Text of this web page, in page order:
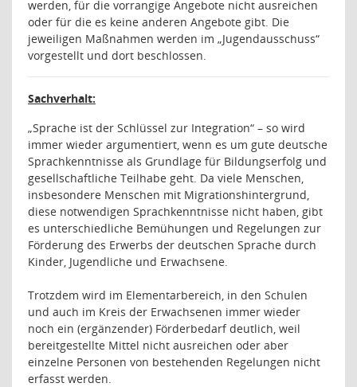
werden, für die vorrangige Angebote nicht ausreichen
oder für die es keine anderen Angebote gibt. Die
jeweiligen Maßnahmen werden im „Jugendausschuss“
vorgestellt und dort beschlossen.
Sachverhalt:
„Sprache ist der Schlüssel zur Integration“ – so wird
immer wieder argumentiert, wenn es um gute deutsche
Sprachkenntnisse als Grundlage für Bildungserfolg und
gesellschaftliche Teilhabe geht. Da viele Menschen,
insbesondere Menschen mit Migrationshintergrund,
diese notwendigen Sprachkenntnisse nicht haben, gibt
es unterschiedliche Bemühungen und Regelungen zur
Förderung des Erwerbs der deutschen Sprache durch
Kinder, Jugendliche und Erwachsene.
Trotzdem wird im Elementarbereich, in den Schulen
und auch im Kreis der Erwachsenen immer wieder
noch ein (ergänzender) Förderbedarf deutlich, weil
bereitgestellte Mittel nicht ausreichen oder aber
einzelne Personen von bestehenden Regelungen nicht
erfasst werden.